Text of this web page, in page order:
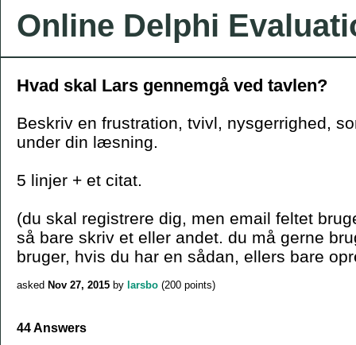
Online Delphi
Hvad skal Lars gennemgå ved tavlen?
Beskriv en frustration, tvivl, nysgerrighed,
under din læsning.
5 linjer + et citat.
(du skal registrere dig, men email feltet
så bare skriv et eller andet. du må gerne
bruger, hvis du har en sådan, ellers bare
asked Nov 27, 2015 by larsbo (200 points)
44 Answers